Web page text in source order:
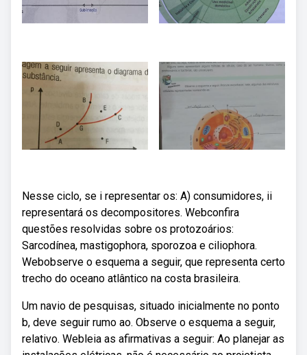
Nesse ciclo, se i representar os: A) consumidores, ii
representará os decompositores. Webconfira
questões resolvidas sobre os protozoários:
Sarcodínea, mastigophora, sporozoa e ciliophora.
Webobserve o esquema a seguir, que representa certo
trecho do oceano atlântico na costa brasileira.
Um navio de pesquisas, situado inicialmente no ponto
b, deve seguir rumo ao. Observe o esquema a seguir,
relativo. Webleia as afirmativas a seguir: Ao planejar as